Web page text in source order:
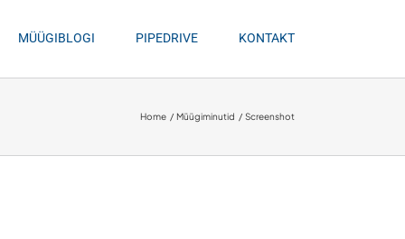
MÜÜGIBLOGI PIPEDRIVE KONTAKT
Home Müügiminutid Screenshot